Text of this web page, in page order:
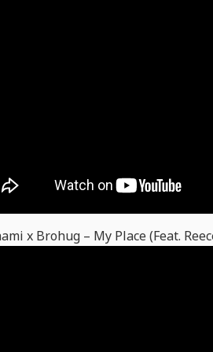
x Brohug – My Place (Feat.